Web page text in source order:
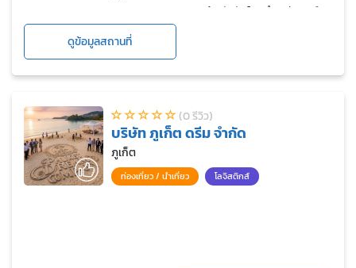
Advanced Coaching (สร้างสัมพันธ์และนำพาทีมแบบมือ
อาขีพ)
Goal Achievement (สร้างเป้าหมายทุกคนในองค์กรไปสู่
เป้าใหญ่ขององค์กร)
Neuro-linguistic Programing (NLP) (ศาสตร์ระดับโลก
Financial Mindset (ปรับความคิดการเงินส่วนบุคคล
สำหรับพนักงานองค์กร)
ดูข้อมูลสถานที่
(0 รีวิว)
บริษัท ภูเก็ต ดรีม จำกัด
ภูเก็ต
ท่องเที่ยว / นำเที่ยว โลจิสติกส์